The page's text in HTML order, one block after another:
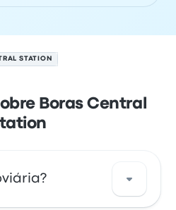
STATION
Boras Central